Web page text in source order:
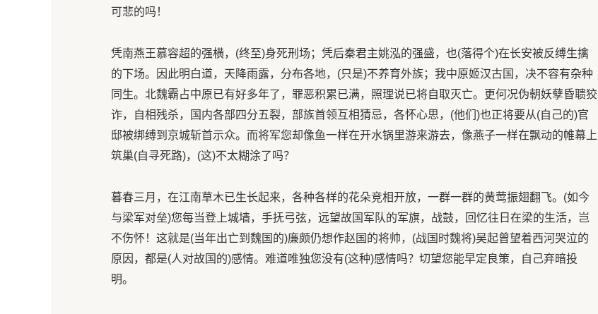
可悲的吗！
凭南燕王慕容超的强横，(终至)身死刑场；凭后秦君主姚泓的强盛，也(落得个)在长安被反缚生擒
的下场。因此明白道，天降雨露，分布各地，(只是)不养育外族；我中原姬汉古国，决不容有杂种
同生。北魏霸占中原已有好多年了，罪恶积累已满，照理说已将自取灭亡。更何况伪朝妖孽昏聩狡
诈，自相残杀，国内各部四分五裂，部族首领互相猜忌，各怀心思，(他们)也正将要从(自己的)官
邸被绑缚到京城斩首示众。而将军您却像鱼一样在开水锅里游来游去，像燕子一样在飘动的帷幕上
筑巢(自寻死路)，(这)不太糊涂了吗？
暮春三月，在江南草木已生长起来，各种各样的花朵竞相开放，一群一群的黄莺振翅翻飞。(如今
与梁军对垒)您每当登上城墙，手抚弓弦，远望故国军队的军旗，战鼓，回忆往日在梁的生活，岂
不伤怀！这就是(当年出亡到魏国的)廉颇仍想作赵国的将帅，(战国时魏将)吴起曾望着西河哭泣的
原因，都是(人对故国的)感情。难道唯独您没有(这种)感情吗？切望您能早定良策，自己弃暗投
明。